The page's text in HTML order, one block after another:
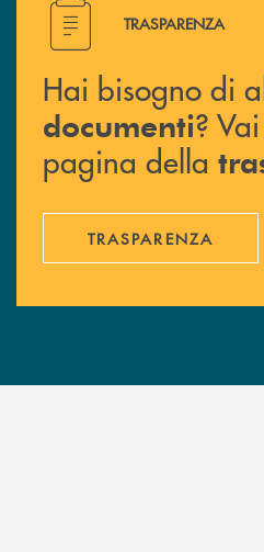
Hai bisogno di alcuni
TRASPARENZA
Hai bisogno di
documenti?
pagina della
TRASPARENZA